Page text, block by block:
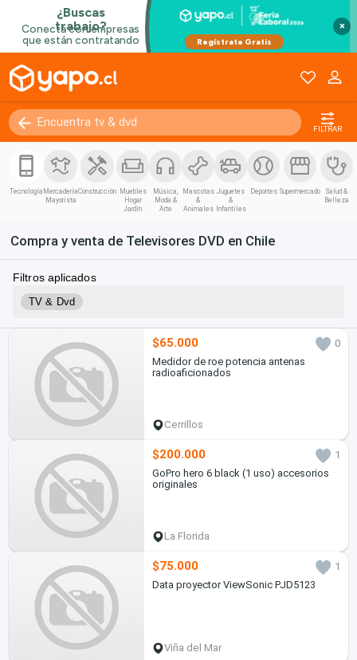
×
FILTRAR
Tecnología Mercadería
Mayorista
Construcción Muebles
Hogar
Jardín
Música,
Moda &
Arte
Mascotas
&
Animales
Juguetes
&
Infantiles
Deportes Supermercado
Salud &
Belleza
Compra y venta de Televisores DVD en Chile
Filtros aplicados
TV & Dvd
$65.000
0
Medidor de roe potencia antenas
radioaficionados
Cerrillos
$200.000
1
GoPro hero 6 black (1 uso) accesorios
originales
La Florida
$75.000
1
Data proyector ViewSonic PJD5123
Viña del Mar